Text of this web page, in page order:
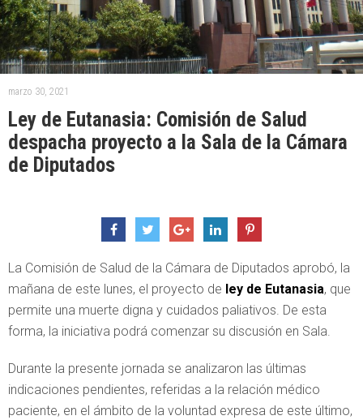
marzo 30, 2021
Ley de Eutanasia: Comisión de Salud
despacha proyecto a la Sala de la Cámara
de Diputados
La Comisión de Salud de la Cámara de Diputados aprobó, la
mañana de este lunes, el proyecto de ley de Eutanasia, que
permite una muerte digna y cuidados paliativos. De esta
forma, la iniciativa podrá comenzar su discusión en Sala.
Durante la presente jornada se analizaron las últimas
indicaciones pendientes, referidas a la relación médico
paciente, en el ámbito de la voluntad expresa de este último,